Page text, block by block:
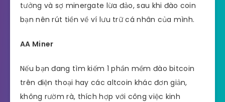
tưởng và sợ minergate lừa đảo, sau khi đào coin
bạn nên rút tiền về ví lưu trữ cá nhân của mình.
AA Miner
Nếu bạn đang tìm kiếm 1 phần mềm đào bitcoin
trên điện thoại hay các altcoin khác đơn giản,
không rườm rà, thích hợp với công việc kinh